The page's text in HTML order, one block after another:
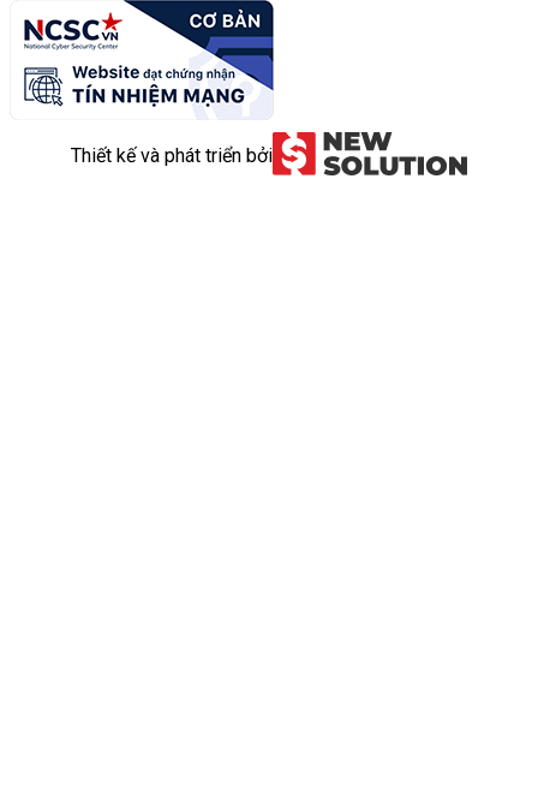
Thiết kế và phát triển bởi